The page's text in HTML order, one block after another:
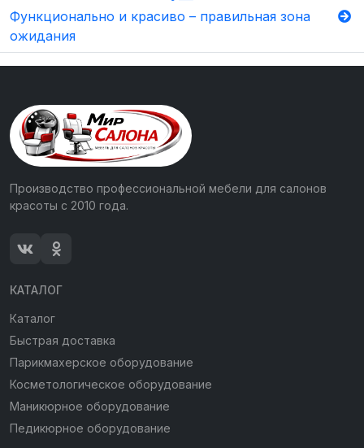
Функционально и красиво – правильная зона
ожидания
Производство профессиональной мебели для салонов
красоты с 2010 года.
КАТАЛОГ
Каталог
Быстрая доставка
Парикмахерское оборудование
Косметологическое оборудование
Маникюрное оборудование
Педикюрное оборудование